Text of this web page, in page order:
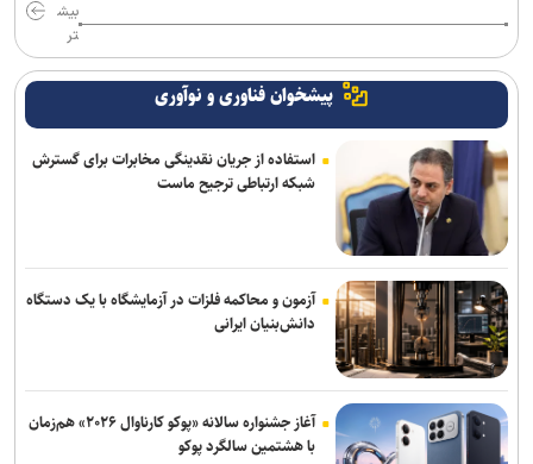
بیش
تر
پیشخوان فناوری و نوآوری
استفاده از جریان نقدینگی مخابرات برای گسترش
شبکه ارتباطی ترجیح ماست
آزمون و محاکمه فلزات در آزمایشگاه با یک دستگاه
دانش‌بنیان ایرانی
آغاز جشنواره سالانه «پوکو کارناوال ۲۰۲۶» هم‌زمان
با هشتمین سالگرد پوکو